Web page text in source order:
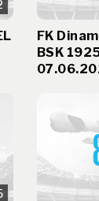
FK
BSK